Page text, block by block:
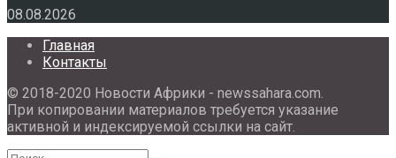
08.08.2026
Главная
Контакты
© 2018-2020 Новости Африки - newssahara.com.
При копировании материалов требуется указание
активной и индексируемой ссылки на сайт.